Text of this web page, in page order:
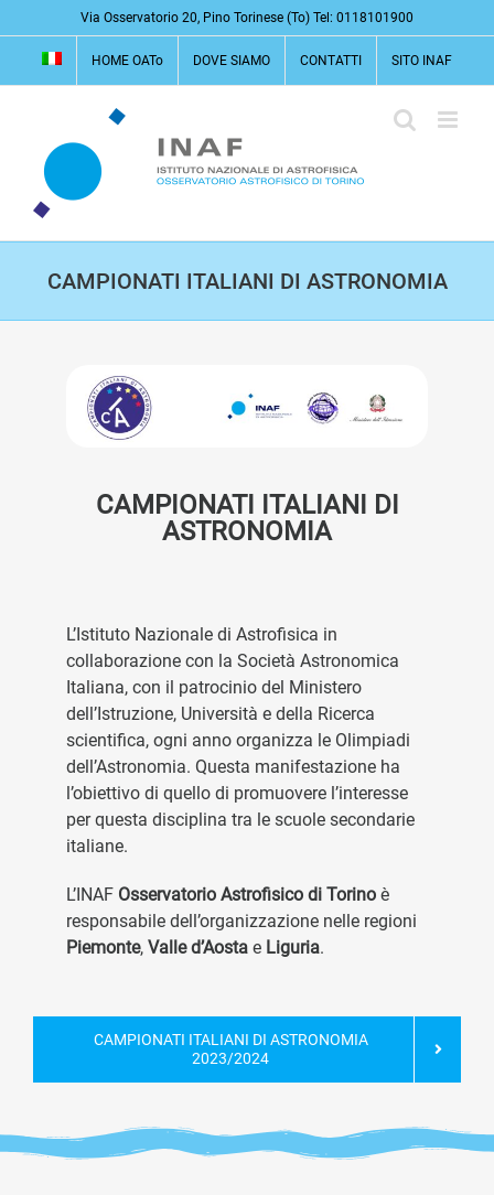
al
contenuto
Via Osservatorio 20, Pino Torinese (To) Tel: 0118101900
HOME OATo DOVE SIAMO CONTATTI SITO INAF
CAMPIONATI ITALIANI DI ASTRONOMIA
CAMPIONATI ITALIANI DI
ASTRONOMIA
L’Istituto Nazionale di Astrofisica in
collaborazione con la Società Astronomica
Italiana, con il patrocinio del Ministero
dell’Istruzione, Università e della Ricerca
scientifica, ogni anno organizza le Olimpiadi
dell’Astronomia. Questa manifestazione ha
l’obiettivo di quello di promuovere l’interesse
per questa disciplina tra le scuole secondarie
italiane.
L’INAF Osservatorio Astrofisico di Torino è
responsabile dell’organizzazione nelle regioni
Piemonte, Valle d’Aosta e Liguria.
CAMPIONATI ITALIANI DI ASTRONOMIA
2023/2024